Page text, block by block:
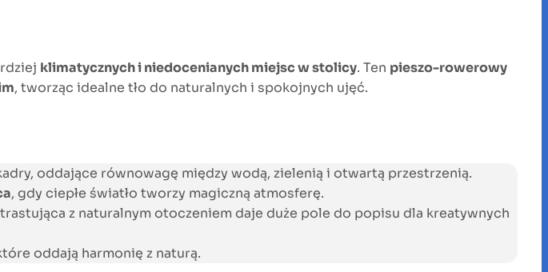
klimatycznych i niedocenianych miejsc w stolicy. Ten pieszo-rowerowy
, tworząc idealne tło do naturalnych i spokojnych ujęć.
oddające równowagę między wodą, zielenią i otwartą przestrzenią.
, gdy ciepłe światło tworzy magiczną atmosferę.
z naturalnym otoczeniem daje duże pole do popisu dla kreatywnych
oddają harmonię z naturą.